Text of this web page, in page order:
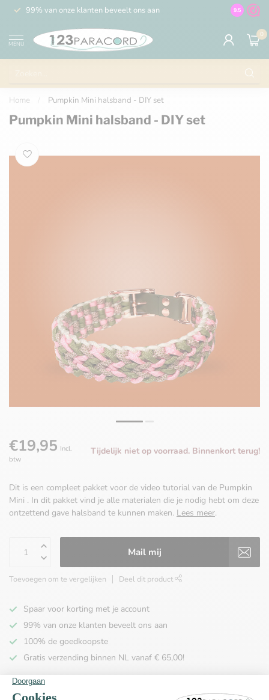
99% van onze klanten beveelt ons aan 100% de
9.5
MENU
0
Home Pumpkin Mini halsband - DIY set
Pumpkin Mini halsband - DIY set
€19,95 Incl.
btw
Tijdelijk niet op voorraad. Binnenkort terug!
Dit is een compleet pakket voor de video tutorial van de Pumpkin
Mini . In dit pakket vind je alle materialen die je nodig hebt om deze
ontzettend gave halsband te kunnen maken. Lees meer.
Mail mij
Toevoegen om te vergelijken Deel dit product
Spaar voor korting met je account
99% van onze klanten beveelt ons aan
100% de goedkoopste
Gratis verzending binnen NL vanaf € 65,00!